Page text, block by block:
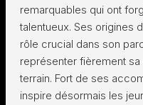
remarquables qui ont
talentueux. Ses origines
rôle crucial dans son
représenter fièrement
terrain. Fort de ses
inspire désormais les